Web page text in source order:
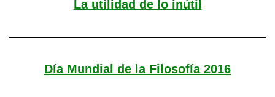
La utilidad de lo inútil
Día Mundial de la Filosofía 2016